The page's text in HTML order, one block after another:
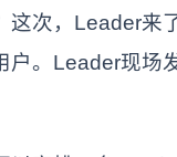
，Leader来了
户。Leader现场